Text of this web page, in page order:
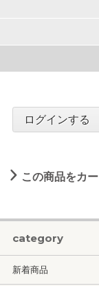
ログインする
この商品をカ
category
新着商品